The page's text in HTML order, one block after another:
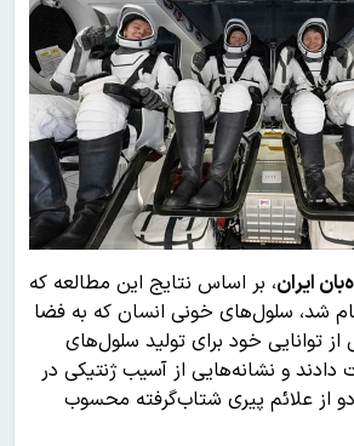
ایران، بر اساس نتایج این مطالعه که
شد، سلول‌های خونی انسان که به فضا
توانایی خود برای تولید سلول‌های
و نشانه‌هایی از آسیب ژنتیکی در
از علائم پیری شتاب‌گرفته محسوب